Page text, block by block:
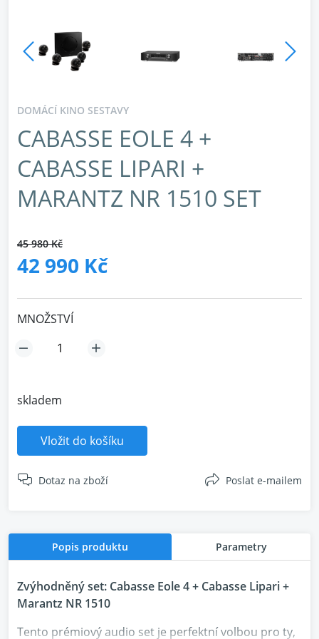
DOMÁCÍ KINO SESTAVY
CABASSE EOLE 4 +
CABASSE LIPARI +
MARANTZ NR 1510 SET
45 980 Kč
42 990 Kč
MNOŽSTVÍ
skladem
Vložit do košíku
Dotaz na zboží Poslat e-mailem
Popis produktu Parametry
Zvýhodněný set: Cabasse Eole 4 + Cabasse Lipari +
Marantz NR 1510
Tento prémiový audio set je perfektní volbou pro ty,